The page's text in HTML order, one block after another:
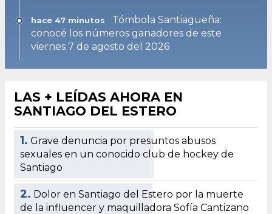
hace 47 minutos
Tómbola Santiagueña:
conocé los números ganadores de este
viernes 7 de agosto del 2026
LAS + LEÍDAS AHORA EN
SANTIAGO DEL ESTERO
1. Grave denuncia por presuntos abusos
sexuales en un conocido club de hockey de
Santiago
2. Dolor en Santiago del Estero por la muerte
de la influencer y maquilladora Sofía Cantizano